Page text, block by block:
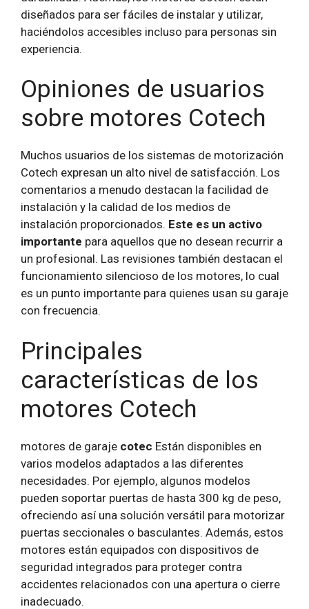
diseñados para ser fáciles de instalar y utilizar,
haciéndolos accesibles incluso para personas sin
experiencia.
Opiniones de usuarios
sobre motores Cotech
Muchos usuarios de los sistemas de motorización
Cotech expresan un alto nivel de satisfacción. Los
comentarios a menudo destacan la facilidad de
instalación y la calidad de los medios de
instalación proporcionados. Este es un activo
importante para aquellos que no desean recurrir a
un profesional. Las revisiones también destacan el
funcionamiento silencioso de los motores, lo cual
es un punto importante para quienes usan su garaje
con frecuencia.
Principales
características de los
motores Cotech
motores de garaje cotec Están disponibles en
varios modelos adaptados a las diferentes
necesidades. Por ejemplo, algunos modelos
pueden soportar puertas de hasta 300 kg de peso,
ofreciendo así una solución versátil para motorizar
puertas seccionales o basculantes. Además, estos
motores están equipados con dispositivos de
seguridad integrados para proteger contra
accidentes relacionados con una apertura o cierre
inadecuado.